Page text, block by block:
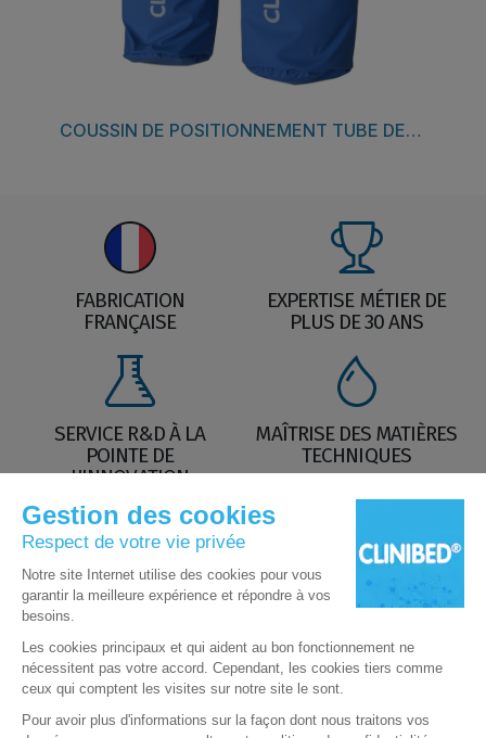
Découvrir COUSSIN DE POSITIONNEMENT TUBE DEMI CYLINDRIQUE LOT DE 2
FABRICATION
FRANÇAISE
EXPERTISE MÉTIER DE
PLUS DE 30 ANS
SERVICE R&D À LA
POINTE DE
L'INNOVATION
MAÎTRISE DES MATIÈRES
TECHNIQUES
Nos Labels